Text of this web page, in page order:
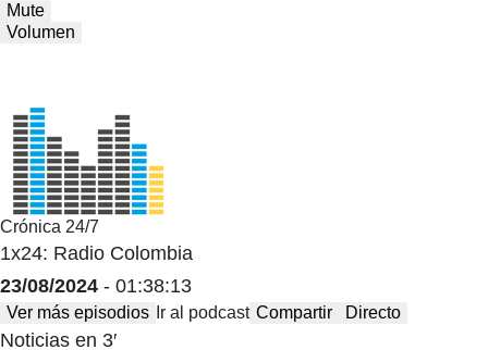
Mute
Volumen
Crónica 24/7
1x24: Radio Colombia
23/08/2024 - 01:38:13
Ver más episodios Ir al podcast Compartir Directo
Noticias en 3′